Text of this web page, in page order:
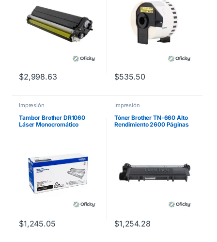
$2,998.63 $535.50
Impresión
Tambor Brother DR1060
Láser Monocromático
$1,245.05
Impresión
Tóner Brother TN-660 Alto
Rendimiento 2600 Páginas
$1,254.28